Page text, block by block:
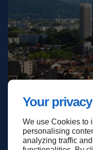
Your
We use Cookies to
personalising
analyzing traffic